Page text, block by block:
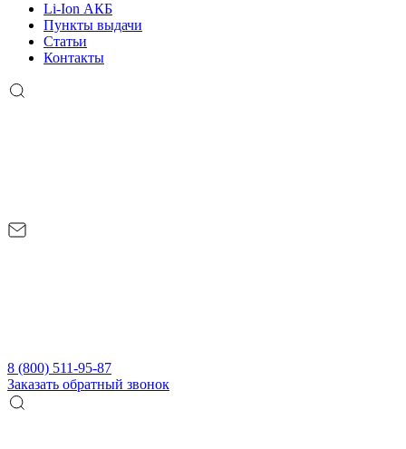
Li-Ion АКБ
Пункты выдачи
Статьи
Контакты
8 (800) 511-95-87
Заказать обратный звонок